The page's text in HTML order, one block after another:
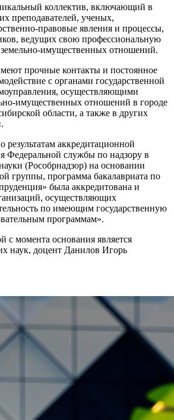
коллектив, включающий в
преподавателей, ученых,
правовые явления и процессы,
ведущих свою профессиональную
земельно-имущественных отношений.
прочные контакты и постоянное
с органами государственной
осуществляющими
имущественных отношений в городе
области, а также в других
результатам аккредитационной
Федеральной службы по надзору в
(Рособрнадзор) на основании
группы, программа бакалавриата по
была аккредитована и
осуществляющих
по имеющим государственную
программам».
с момента основания является
наук, доцент Данилов Игорь